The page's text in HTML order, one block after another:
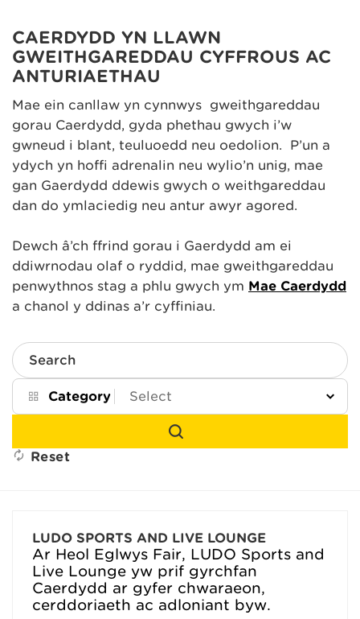
CAERDYDD YN LLAWN
GWEITHGAREDDAU CYFFROUS AC
ANTURIAETHAU
Mae ein canllaw yn cynnwys gweithgareddau
gorau Caerdydd, gyda phethau gwych i’w
gwneud i blant, teuluoedd neu oedolion. P’un a
ydych yn hoffi adrenalin neu wylio’n unig, mae
gan Gaerdydd ddewis gwych o weithgareddau
dan do ymlaciedig neu antur awyr agored.
Dewch â’ch ffrind gorau i Gaerdydd am ei
ddiwrnodau olaf o ryddid, mae gweithgareddau
penwythnos stag a phlu gwych ym Mae Caerdydd
a chanol y ddinas a’r cyffiniau.
Search
Category
Reset
LUDO SPORTS AND LIVE LOUNGE
Ar Heol Eglwys Fair, LUDO Sports and
Live Lounge yw prif gyrchfan
Caerdydd ar gyfer chwaraeon,
cerddoriaeth ac adloniant byw.